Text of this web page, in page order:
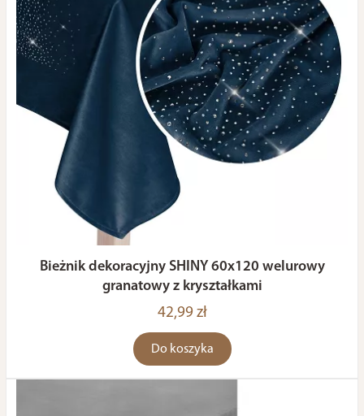
Bieżnik dekoracyjny SHINY 60x120 welurowy
granatowy z kryształkami
42,99 zł
Do koszyka